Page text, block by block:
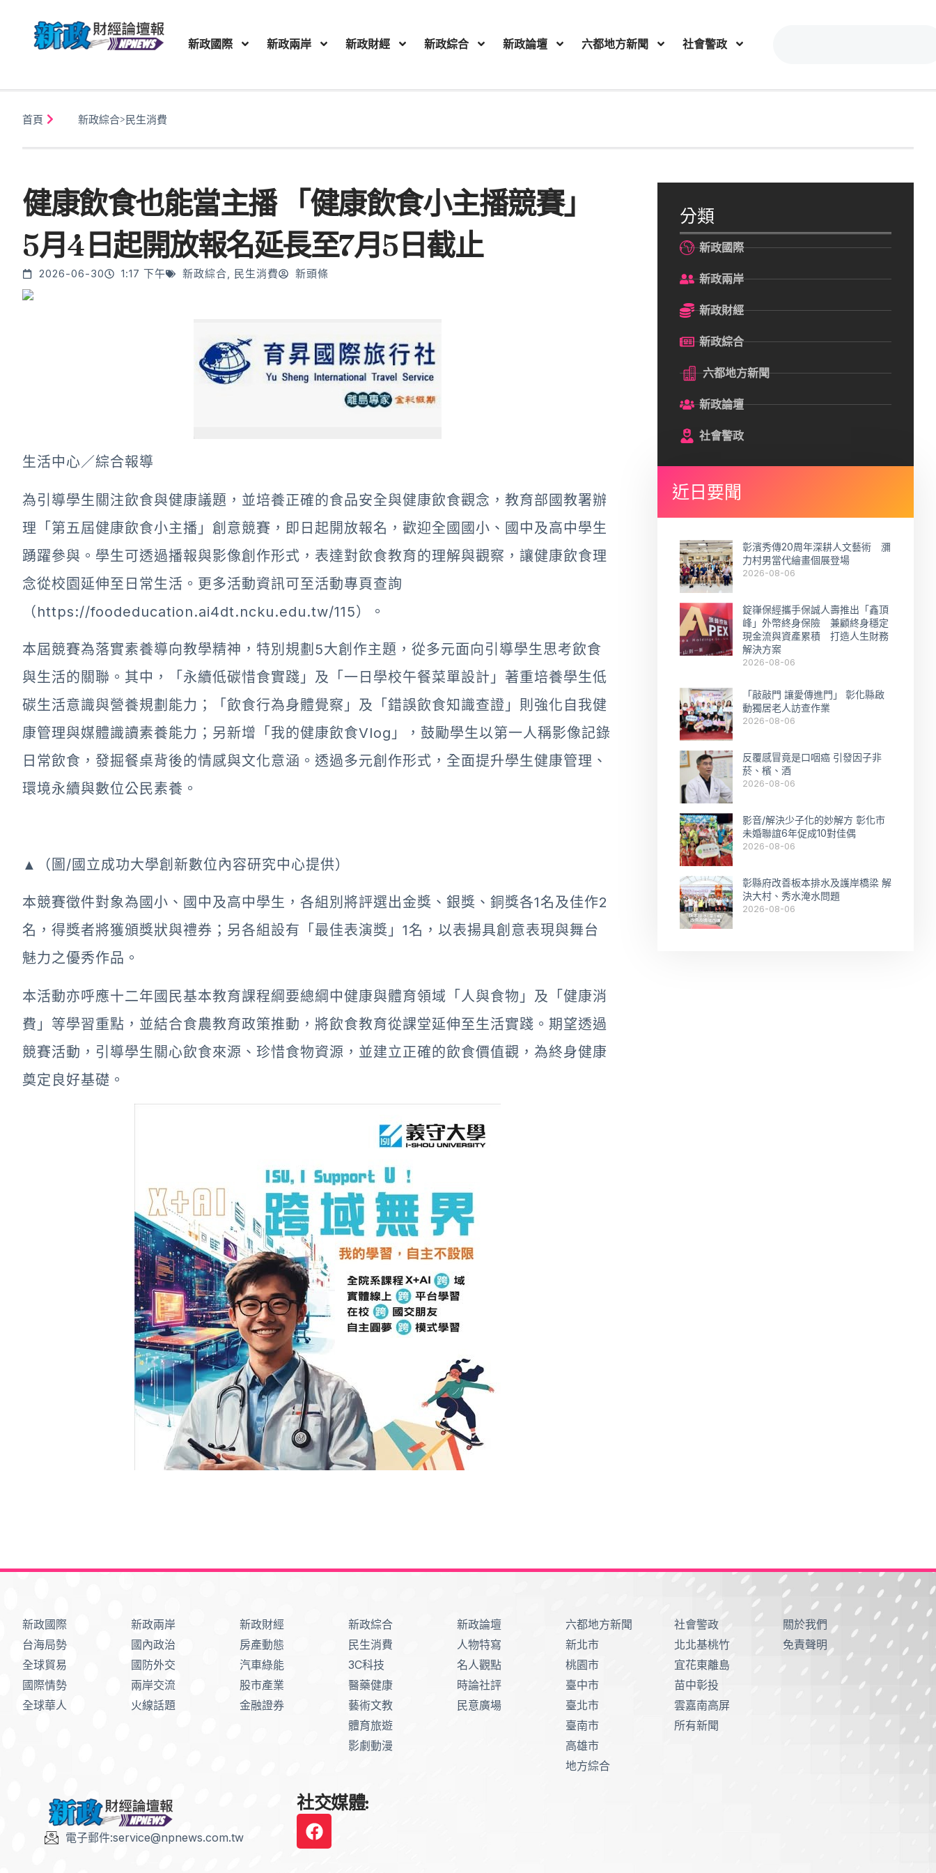
新政國際 新政兩岸 新政財經 新政綜合 新政論壇 六都地方新聞 社會警政
首頁 新政綜合>民生消費
健康飲食也能當主播 「健康飲食小主播競賽」
5月4日起開放報名延長至7月5日截止
2026-06-30 1:17 下午 新政綜合, 民生消費 新頭條
生活中心／綜合報導
為引導學生關注飲食與健康議題，並培養正確的食品安全與健康飲食觀念，教育部國教署辦
理「第五屆健康飲食小主播」創意競賽，即日起開放報名，歡迎全國國小、國中及高中學生
踴躍參與。學生可透過播報與影像創作形式，表達對飲食教育的理解與觀察，讓健康飲食理
念從校園延伸至日常生活。更多活動資訊可至活動專頁查詢
（https://foodeducation.ai4dt.ncku.edu.tw/115）。
本屆競賽為落實素養導向教學精神，特別規劃5大創作主題，從多元面向引導學生思考飲食
與生活的關聯。其中，「永續低碳惜食實踐」及「一日學校午餐菜單設計」著重培養學生低
碳生活意識與營養規劃能力；「飲食行為身體覺察」及「錯誤飲食知識查證」則強化自我健
康管理與媒體識讀素養能力；另新增「我的健康飲食Vlog」，鼓勵學生以第一人稱影像記錄
日常飲食，發掘餐桌背後的情感與文化意涵。透過多元創作形式，全面提升學生健康管理、
環境永續與數位公民素養。
▲（圖/國立成功大學創新數位內容研究中心提供）
本競賽徵件對象為國小、國中及高中學生，各組別將評選出金獎、銀獎、銅獎各1名及佳作2
名，得獎者將獲頒獎狀與禮券；另各組設有「最佳表演獎」1名，以表揚具創意表現與舞台
魅力之優秀作品。
本活動亦呼應十二年國民基本教育課程綱要總綱中健康與體育領域「人與食物」及「健康消
費」等學習重點，並結合食農教育政策推動，將飲食教育從課堂延伸至生活實踐。期望透過
競賽活動，引導學生關心飲食來源、珍惜食物資源，並建立正確的飲食價值觀，為終身健康
奠定良好基礎。
分類
新政國際
新政兩岸
新政財經
新政綜合
六都地方新聞
新政論壇
社會警政
近日要聞
彰濱秀傳20周年深耕人文藝術 瀰
力村男當代繪畫個展登場
2026-08-06
錠嵂保經攜手保誠人壽推出「鑫頂
峰」外幣終身保險 兼顧終身穩定
現金流與資產累積 打造人生財務
解決方案
2026-08-06
「敲敲門 讓愛傳進門」 彰化縣啟
動獨居老人訪查作業
2026-08-06
反覆感冒竟是口咽癌 引發因子非
菸、檳、酒
2026-08-06
影音/解決少子化的妙解方 彰化市
未婚聯誼6年促成10對佳偶
2026-08-06
彰縣府改善板本排水及護岸橋梁 解
決大村、秀水淹水問題
2026-08-06
新政國際
台海局勢
全球貿易
國際情勢
全球華人
新政兩岸
國內政治
國防外交
兩岸交流
火線話題
新政財經
房產動態
汽車綠能
股市產業
金融證券
新政綜合
民生消費
3C科技
醫藥健康
藝術文教
體育旅遊
影劇動漫
新政論壇
人物特寫
名人觀點
時論社評
民意廣場
六都地方新聞
新北市
桃園市
臺中市
臺北市
臺南市
高雄市
地方綜合
社會警政
北北基桃竹
宜花東離島
苗中彰投
雲嘉南高屏
所有新聞
關於我們
免責聲明
電子郵件:service@npnews.com.tw
社交媒體: